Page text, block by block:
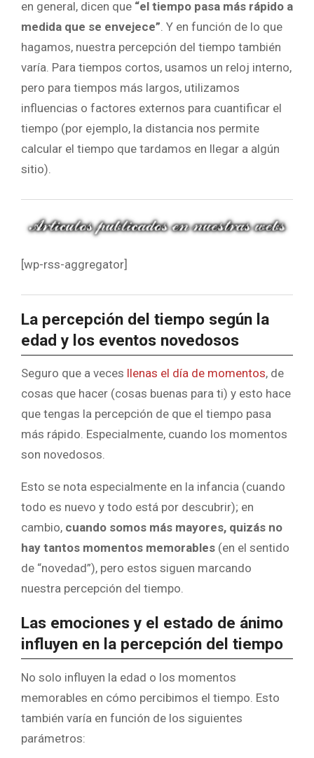
en general, dicen que “el tiempo pasa más rápido a
medida que se envejece” . Y en función de lo que
hagamos, nuestra percepción del tiempo también
varía. Para tiempos cortos, usamos un reloj interno,
pero para tiempos más largos, utilizamos
influencias o factores externos para cuantificar el
tiempo (por ejemplo, la distancia nos permite
calcular el tiempo que tardamos en llegar a algún
sitio).
[wp-rss-aggregator]
La percepción del tiempo según la
edad y los eventos novedosos
Seguro que a veces llenas el día de momentos, de
cosas que hacer (cosas buenas para ti) y esto hace
que tengas la percepción de que el tiempo pasa
más rápido. Especialmente, cuando los momentos
son novedosos.
Esto se nota especialmente en la infancia (cuando
todo es nuevo y todo está por descubrir); en
cambio, cuando somos más mayores, quizás no
hay tantos momentos memorables (en el sentido
de “novedad”), pero estos siguen marcando
nuestra percepción del tiempo.
Las emociones y el estado de ánimo
influyen en la percepción del tiempo
No solo influyen la edad o los momentos
memorables en cómo percibimos el tiempo. Esto
también varía en función de los siguientes
parámetros: